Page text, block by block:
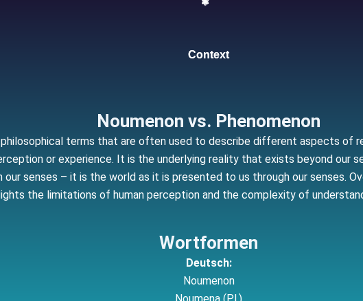
Context
Noumenon vs. Phenomenon
philosophical terms that are often used to describe different aspects of
or experience. It is the underlying reality that exists beyond our
our senses – it is the world as it is presented to us through our senses.
the limitations of human perception and the complexity of
Wortformen
Deutsch:
Noumenon
Noumena (Pl.)